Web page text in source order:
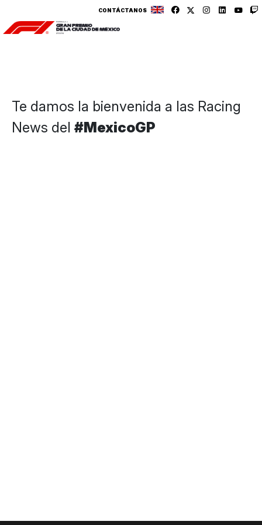
CONTÁCTANOS
Te damos la bienvenida a las Racing
News del #MexicoGP